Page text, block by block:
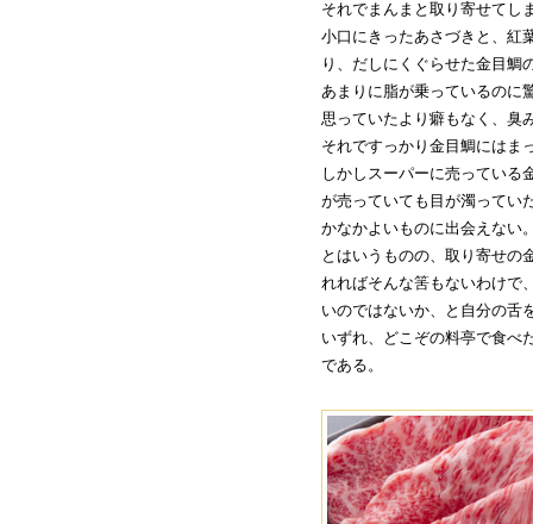
それでまんまと取り寄せてし
小口にきったあさづきと、紅
り、だしにくぐらせた金目鯛
あまりに脂が乗っているのに
思っていたより癖もなく、臭
それですっかり金目鯛にはま
しかしスーパーに売っている
が売っていても目が濁ってい
かなかよいものに出会えない
とはいうものの、取り寄せの
れればそんな筈もないわけで
いのではないか、と自分の舌
いずれ、どこぞの料亭で食べ
である。